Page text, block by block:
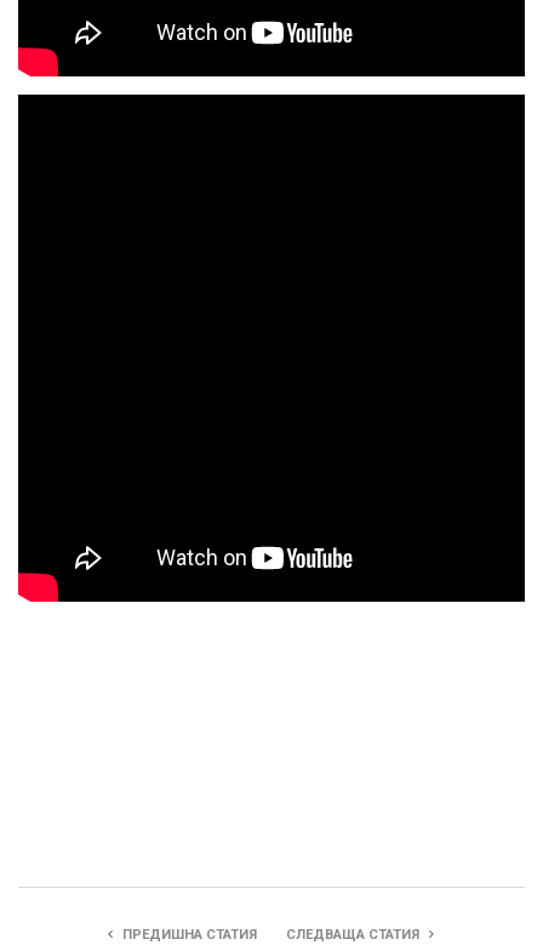
ПРЕДИШНА СТАТИЯ СЛЕДВАЩА СТАТИЯ